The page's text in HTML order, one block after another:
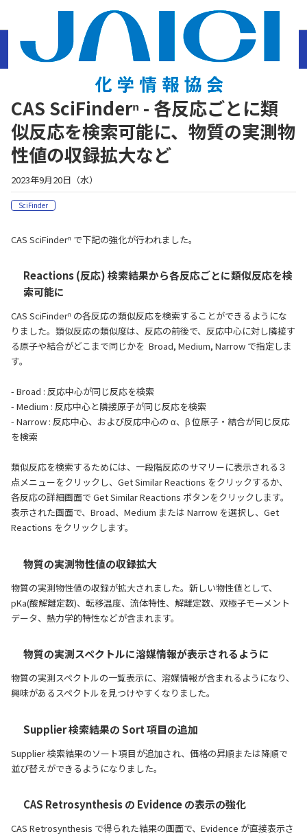
ホーム 製品情報 2023年
CAS SciFinderⁿ - 各反応ごとに類似反応を検
索可能に、物質の実測物性値の収録拡大など
CAS SciFinderⁿ - 各反応ごとに類
似反応を検索可能に、物質の実測物
性値の収録拡大など
2023年9月20日（水）
SciFinder
CAS SciFinderⁿ で下記の強化が行われました。
Reactions (反応) 検索結果から各反応ごとに類似反応を検
索可能に
CAS SciFinderⁿ の各反応の類似反応を検索することができるようにな
りました。類似反応の類似度は、反応の前後で、反応中心に対し隣接す
る原子や結合がどこまで同じかを Broad, Medium, Narrow で指定しま
す。
- Broad : 反応中心が同じ反応を検索
- Medium : 反応中心と隣接原子が同じ反応を検索
- Narrow : 反応中心、および反応中心の α、β 位原子・結合が同じ反応
を検索
類似反応を検索するためには、一段階反応のサマリーに表示される３
点メニューをクリックし、Get Similar Reactions をクリックするか、
各反応の詳細画面で Get Similar Reactions ボタンをクリックします。
表示された画面で、Broad、Medium または Narrow を選択し、Get
Reactions をクリックします。
物質の実測物性値の収録拡大
物質の実測物性値の収録が拡大されました。新しい物性値として、
pKa(酸解離定数)、転移温度、流体特性、解離定数、双極子モーメント
データ、熱力学的特性などが含まれます。
物質の実測スペクトルに溶媒情報が表示されるように
物質の実測スペクトルの一覧表示に、溶媒情報が含まれるようになり、
興味があるスペクトルを見つけやすくなりました。
Supplier 検索結果の Sort 項目の追加
Supplier 検索結果のソート項目が追加され、価格の昇順または降順で
並び替えができるようになりました。
CAS Retrosynthesis の Evidence の表示の強化
CAS Retrosynthesis で得られた結果の画面で、Evidence が直接表示さ